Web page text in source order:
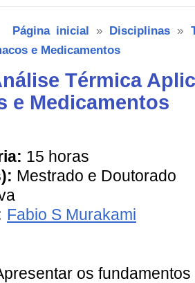
Página inicial » Disciplinas »
e Medicamentos
Térmica
e Medicamentos
15 horas
Mestrado e Doutorado
Fabio S Murakami
os